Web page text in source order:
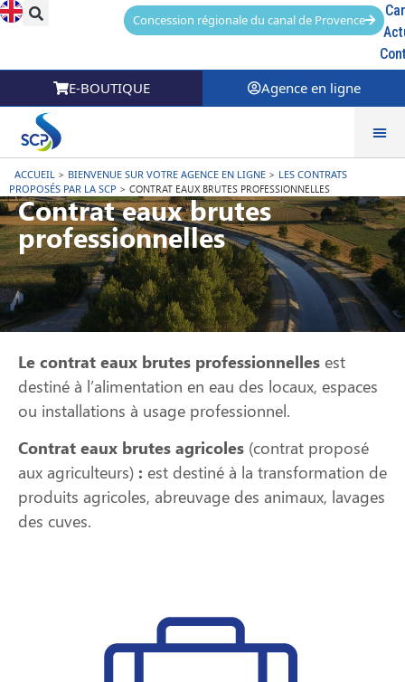
Concession régionale du canal de Provence
E-BOUTIQUE Agence en ligne
ACCUEIL > BIENVENUE SUR VOTRE AGENCE EN LIGNE > LES CONTRATS
PROPOSÉS PAR LA SCP > CONTRAT EAUX BRUTES PROFESSIONNELLES
Contrat eaux brutes
professionnelles
Le contrat eaux brutes professionnelles est
destiné à l’alimentation en eau des locaux, espaces
ou installations à usage professionnel.
Contrat eaux brutes agricoles (contrat proposé
aux agriculteurs) : est destiné à la transformation de
produits agricoles, abreuvage des animaux, lavages
des cuves.